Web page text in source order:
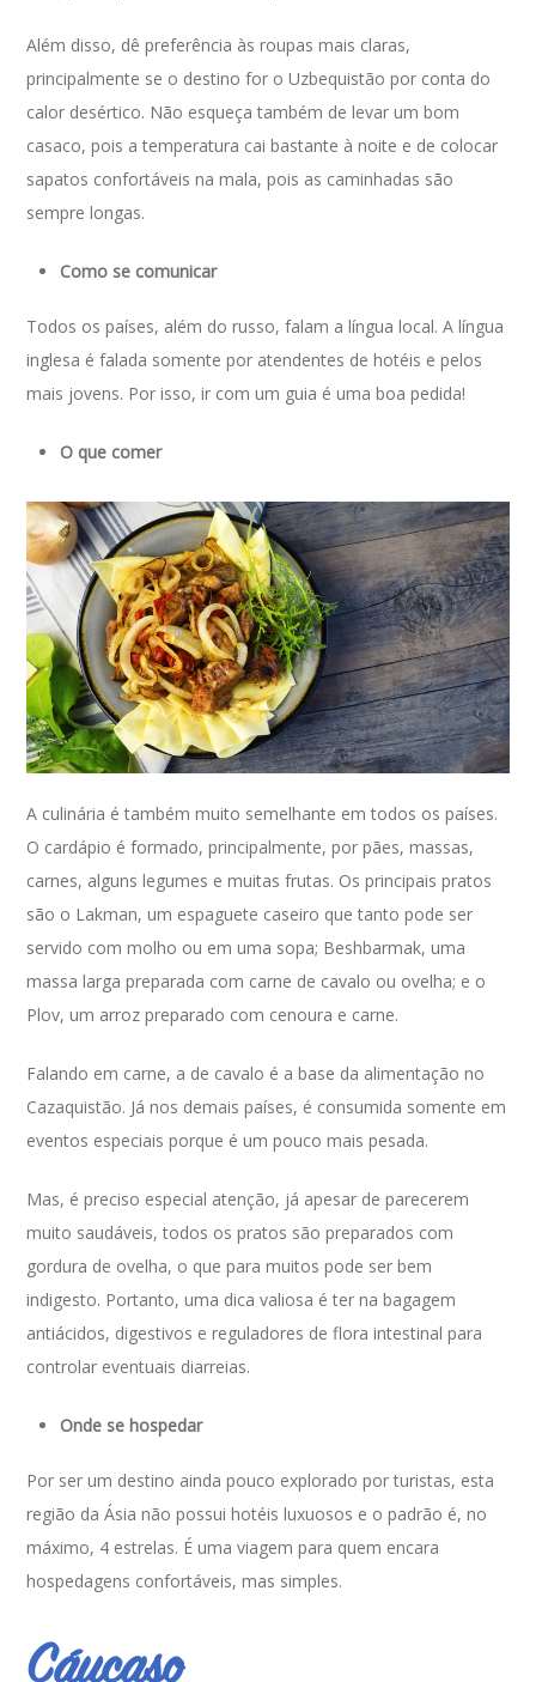
Além disso, dê preferência às roupas mais claras,
principalmente se o destino for o Uzbequistão por conta do
calor desértico. Não esqueça também de levar um bom
casaco, pois a temperatura cai bastante à noite e de colocar
sapatos confortáveis na mala, pois as caminhadas são
sempre longas.
Como se comunicar
Todos os países, além do russo, falam a língua local. A língua
inglesa é falada somente por atendentes de hotéis e pelos
mais jovens. Por isso, ir com um guia é uma boa pedida!
O que comer
A culinária é também muito semelhante em todos os países.
O cardápio é formado, principalmente, por pães, massas,
carnes, alguns legumes e muitas frutas. Os principais pratos
são o Lakman, um espaguete caseiro que tanto pode ser
servido com molho ou em uma sopa; Beshbarmak, uma
massa larga preparada com carne de cavalo ou ovelha; e o
Plov, um arroz preparado com cenoura e carne.
Falando em carne, a de cavalo é a base da alimentação no
Cazaquistão. Já nos demais países, é consumida somente em
eventos especiais porque é um pouco mais pesada.
Mas, é preciso especial atenção, já apesar de parecerem
muito saudáveis, todos os pratos são preparados com
gordura de ovelha, o que para muitos pode ser bem
indigesto. Portanto, uma dica valiosa é ter na bagagem
antiácidos, digestivos e reguladores de flora intestinal para
controlar eventuais diarreias.
Onde se hospedar
Por ser um destino ainda pouco explorado por turistas, esta
região da Ásia não possui hotéis luxuosos e o padrão é, no
máximo, 4 estrelas. É uma viagem para quem encara
hospedagens confortáveis, mas simples.